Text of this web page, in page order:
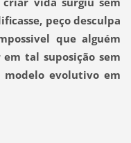
peço desculpa
que alguém
tal suposição sem
evolutivo em